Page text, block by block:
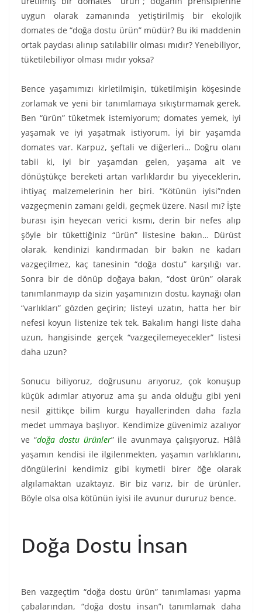
uygun olarak zamanında yetiştirilmiş bir ekolojik
domates de “doğa dostu ürün” müdür? Bu iki maddenin
ortak paydası alınıp satılabilir olması mıdır? Yenebiliyor,
tüketilebiliyor olması mıdır yoksa?
Bence yaşamımızı kirletilmişin, tüketilmişin köşesinde
zorlamak ve yeni bir tanımlamaya sıkıştırmamak gerek.
Ben “ürün” tüketmek istemiyorum; domates yemek, iyi
yaşamak ve iyi yaşatmak istiyorum. İyi bir yaşamda
domates var. Karpuz, şeftali ve diğerleri… Doğru olanı
tabii ki, iyi bir yaşamdan gelen, yaşama ait ve
dönüştükçe bereketi artan varlıklardır bu yiyeceklerin,
ihtiyaç malzemelerinin her biri. “Kötünün iyisi”nden
vazgeçmenin zamanı geldi, geçmek üzere. Nasıl mı? İşte
burası işin heyecan verici kısmı, derin bir nefes alıp
şöyle bir tükettiğiniz “ürün” listesine bakın… Dürüst
olarak, kendinizi kandırmadan bir bakın ne kadarı
vazgeçilmez, kaç tanesinin “doğa dostu” karşılığı var.
Sonra bir de dönüp doğaya bakın, “dost ürün” olarak
tanımlanmayıp da sizin yaşamınızın dostu, kaynağı olan
“varlıkları” gözden geçirin; listeyi uzatın, hatta her bir
nefesi koyun listenize tek tek. Bakalım hangi liste daha
uzun, hangisinde gerçek “vazgeçilemeyecekler” listesi
daha uzun?
Sonucu biliyoruz, doğrusunu arıyoruz, çok konuşup
küçük adımlar atıyoruz ama şu anda olduğu gibi yeni
nesil gittikçe bilim kurgu hayallerinden daha fazla
medet ummaya başlıyor. Kendimize güvenimiz azalıyor
ve “doğa dostu ürünler” ile avunmaya çalışıyoruz. Hâlâ
yaşamın kendisi ile ilgilenmekten, yaşamın varlıklarını,
döngülerini kendimiz gibi kıymetli birer öğe olarak
algılamaktan uzaktayız. Bir biz varız, bir de ürünler.
Böyle olsa olsa kötünün iyisi ile avunur dururuz bence.
Doğa Dostu İnsan
Ben vazgeçtim “doğa dostu ürün” tanımlaması yapma
çabalarından, “doğa dostu insan”ı tanımlamak daha